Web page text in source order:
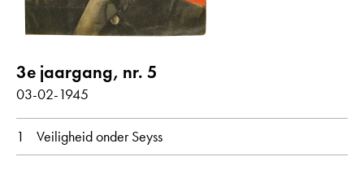
3e jaargang, nr. 5
03-02-1945
1 Veiligheid onder Seyss